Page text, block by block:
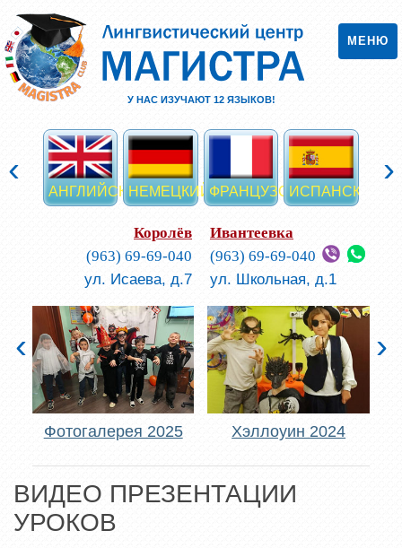
МЕНЮ
У НАС ИЗУЧАЮТ 12ЯЗЫКОВ!
АНГЛИЙСКИЙНЕМЕЦКИЙФРАНЦУЗСКИЙИСПАНСКИЙ
‹ ›
Королёв
(963) 69-69-040
ул. Исаева, д.7
Ивантеевка
(963) 69-69-040
ул. Школьная, д.1
Фотогалерея 2025 Хэллоуин 2024
‹ ›
ВИДЕО ПРЕЗЕНТАЦИИ
УРОКОВ